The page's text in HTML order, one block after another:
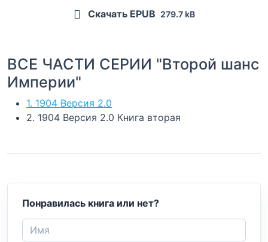
Скачать EPUB 279.7 kB
ВСЕ ЧАСТИ СЕРИИ "Второй шанс
Империи"
1. 1904 Версия 2.0
2. 1904 Версия 2.0 Книга вторая
Понравилась книга или нет?